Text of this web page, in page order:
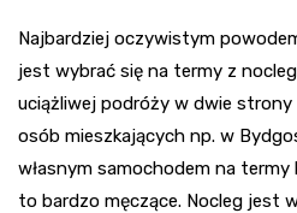
Najbardziej oczywistym
jest wybrać się na termy z
uciążliwej podróży w dwie
osób mieszkających np. w
własnym samochodem na termy
to bardzo męczące. Nocleg jest